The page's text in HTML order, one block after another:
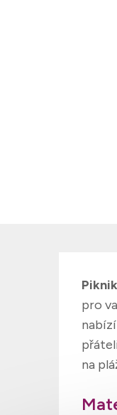
pro
na